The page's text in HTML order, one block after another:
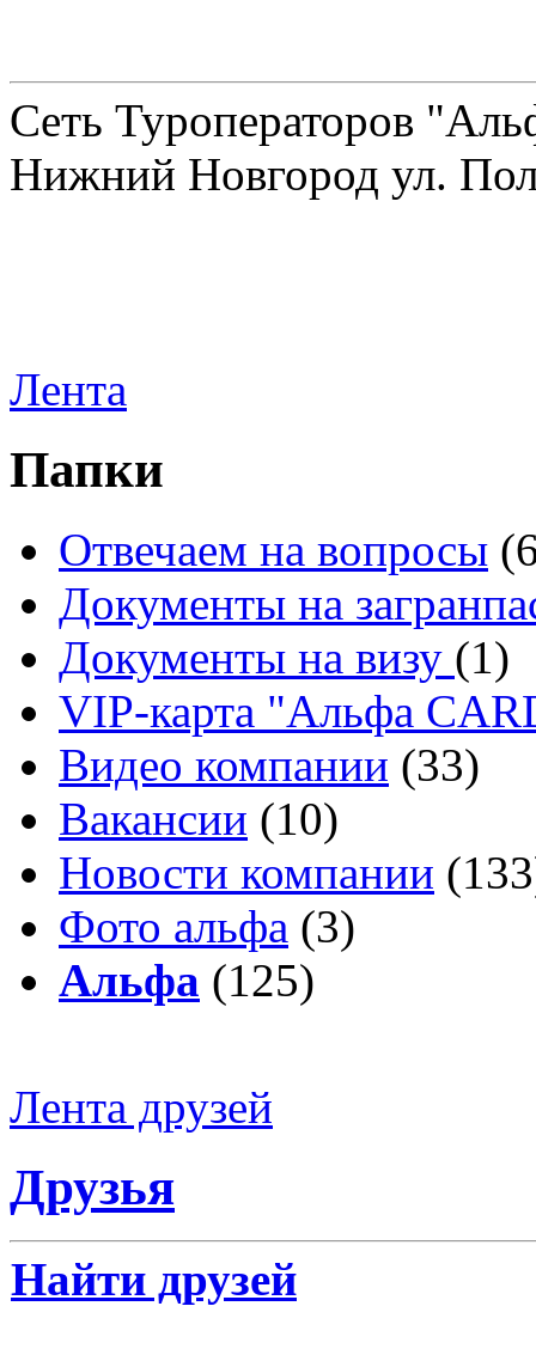
Сеть Туроператоров
Нижний Новгород ул.
Лента
Папки
Отвечаем на вопросы
Документы на
Документы на визу (1)
VIP-карта "Альфа
Видео компании (33)
Вакансии (10)
Новости компании
Фото альфа (3)
Альфа (125)
Лента друзей
Друзья
Найти друзей